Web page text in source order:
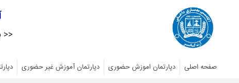
<<
صفحه اصلی دپارتمان اموزش حضوری دپارتمان آموزش غیر حضوری